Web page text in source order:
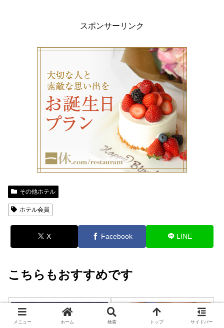
スポンサーリンク
その他ホテル
ホテル会員
X Facebook LINE
こちらもおすすめです
メニュー ホーム 検索 トップ サイドバー